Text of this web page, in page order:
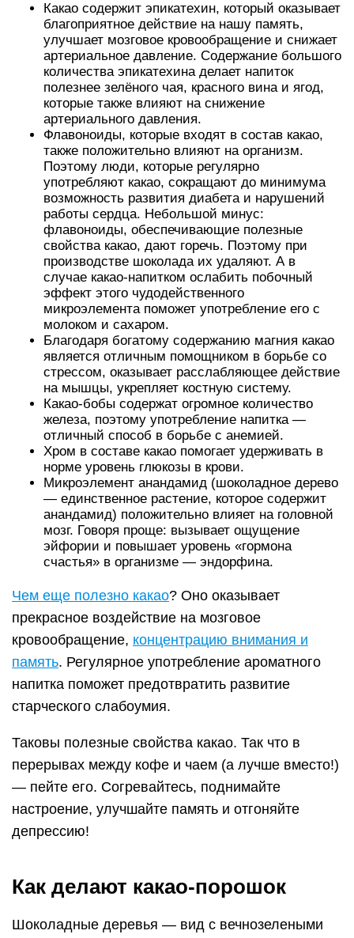
Какао содержит эпикатехин, который оказывает
благоприятное действие на нашу память,
улучшает мозговое кровообращение и снижает
артериальное давление. Содержание большого
количества эпикатехина делает напиток
полезнее зелёного чая, красного вина и ягод,
которые также влияют на снижение
артериального давления.
Флавоноиды, которые входят в состав какао,
также положительно влияют на организм.
Поэтому люди, которые регулярно
употребляют какао, сокращают до минимума
возможность развития диабета и нарушений
работы сердца. Небольшой минус:
флавоноиды, обеспечивающие полезные
свойства какао, дают горечь. Поэтому при
производстве шоколада их удаляют. А в
случае какао-напитком ослабить побочный
эффект этого чудодейственного
микроэлемента поможет употребление его с
молоком и сахаром.
Благодаря богатому содержанию магния какао
является отличным помощником в борьбе со
стрессом, оказывает расслабляющее действие
на мышцы, укрепляет костную систему.
Какао-бобы содержат огромное количество
железа, поэтому употребление напитка —
отличный способ в борьбе с анемией.
Хром в составе какао помогает удерживать в
норме уровень глюкозы в крови.
Микроэлемент анандамид (шоколадное дерево
— единственное растение, которое содержит
анандамид) положительно влияет на головной
мозг. Говоря проще: вызывает ощущение
эйфории и повышает уровень «гормона
счастья» в организме — эндорфина.
Чем еще полезно какао? Оно оказывает
прекрасное воздействие на мозговое
кровообращение, концентрацию внимания и
память. Регулярное употребление ароматного
напитка поможет предотвратить развитие
старческого слабоумия.
Таковы полезные свойства какао. Так что в
перерывах между кофе и чаем (а лучше вместо!)
— пейте его. Согревайтесь, поднимайте
настроение, улучшайте память и отгоняйте
депрессию!
Как делают какао-порошок
Шоколадные деревья — вид с вечнозелеными